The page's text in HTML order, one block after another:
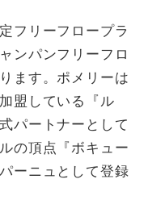
フリーフロープラ
ンパンフリーフロ
ます。ポメリーは
盟している『ル
パートナーとして
の頂点『ボキュー
ーニュとして登録